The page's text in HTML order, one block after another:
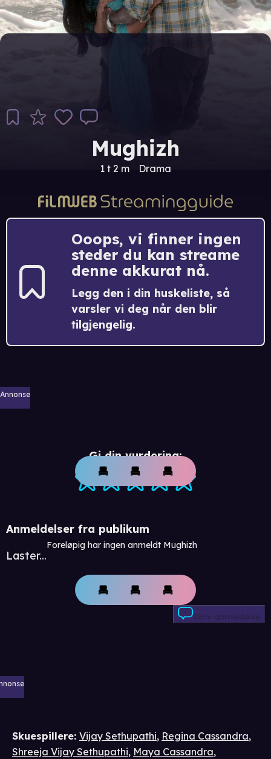
Mughizh
1 t 2 m Drama
Ooops, vi finner ingen
steder du kan streame
denne akkurat nå.
Legg den i din huskeliste, så
varsler vi deg når den blir
tilgjengelig.
Annonse
Gi din vurdering:
Anmeldelser fra publikum
Laster...
Foreløpig har ingen anmeldt Mughizh
Skriv anmeldelse
Skuespillere: Vijay Sethupathi, Regina Cassandra,
Shreeja Vijay Sethupathi, Maya Cassandra,